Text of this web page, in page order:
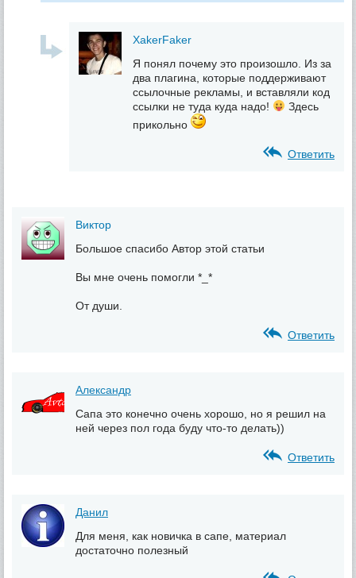
XakerFaker
Я понял почему это произошло. Из за
два плагина, которые поддерживают
ссылочные рекламы, и вставляли код
ссылки не туда куда надо!
Здесь
прикольно
Ответить
Виктор
Большое спасибо Автор этой статьи
Вы мне очень помогли *_*
От души.
Ответить
Александр
Сапа это конечно очень хорошо, но я решил на
ней через пол года буду что-то делать))
Ответить
Данил
Для меня, как новичка в сапе, материал
достаточно полезный